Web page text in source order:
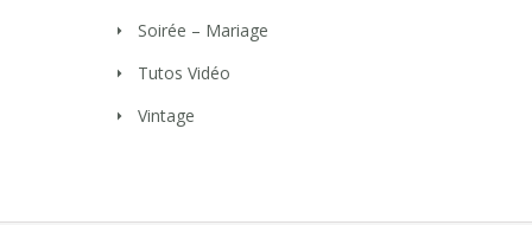
Soirée – Mariage
Tutos Vidéo
Vintage